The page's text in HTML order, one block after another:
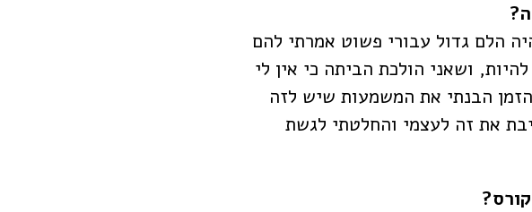
הלם גדול עבורי פשוט אמרתי להם
ושאני הולכת הביתה כי אין לי
הבנתי את המשמעות שיש לזה
את זה לעצמי והחלטתי לגשת